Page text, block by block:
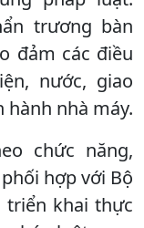
trương bàn
đảm các điều
nước, giao
nhà máy.
chức năng,
hợp với Bộ
triển khai thực